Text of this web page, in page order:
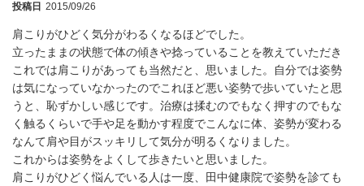
投稿日 2015/09/26
肩こりがひどく気分がわるくなるほどでした。
立ったままの状態で体の傾きや捻っていることを教えていただき
これでは肩こりがあっても当然だと、思いました。自分では姿勢
は気になっていなかったのでこれほど悪い姿勢で歩いていたと思
うと、恥ずかしい感じです。治療は揉むのでもなく押すのでもな
く触るくらいで手や足を動かす程度でこんなに体、姿勢が変わる
なんて肩や目がスッキリして気分が明るくなりました。
これからは姿勢をよくして歩きたいと思いました。
肩こりがひどく悩んでいる人は一度、田中健康院で姿勢を診ても